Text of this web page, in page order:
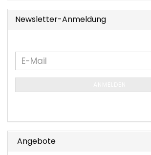
Newsletter-Anmeldung
WEITER
ZUR
NEWSLETTER-
ANMELDUNG
E-
Mail
Angebote